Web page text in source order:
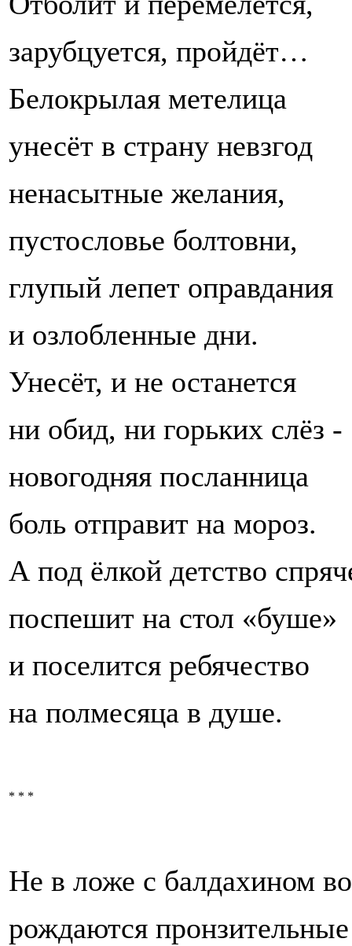
зарубцуется, пройдёт…
Белокрылая метелица
унесёт в страну невзгод
ненасытные желания,
пустословье болтовни,
глупый лепет оправдания
и озлобленные дни.
Унесёт, и не останется
ни обид, ни горьких слёз -
новогодняя посланница
боль отправит на мороз.
А под ёлкой детство
поспешит на стол «буше»
и поселится ребячество
на полмесяца в душе.
* * *
Не в ложе с балдахином
рождаются